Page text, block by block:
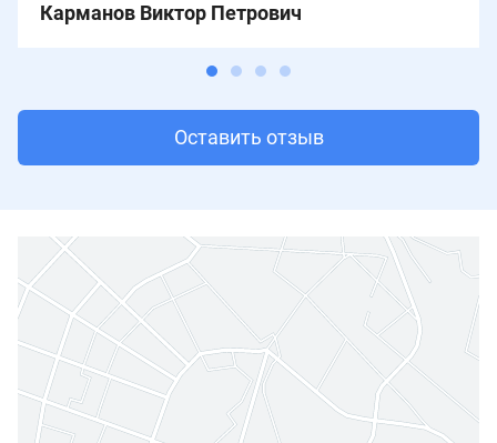
Карманов Виктор Петрович
Оставить отзыв